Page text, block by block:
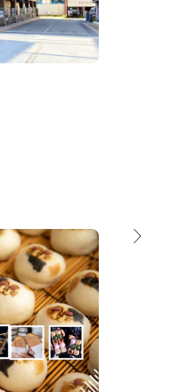
ったり！飛